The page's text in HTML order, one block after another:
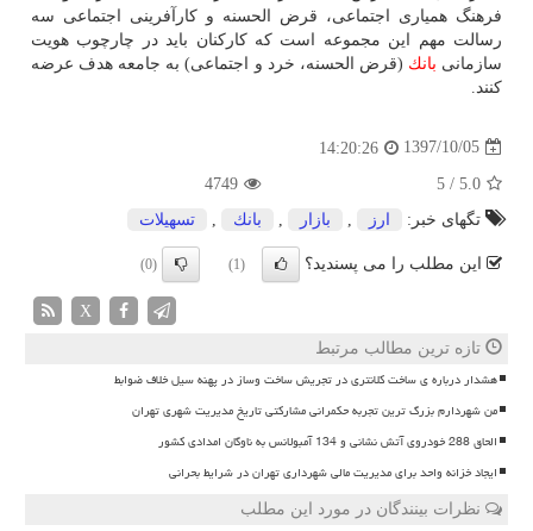
فرهنگ همیاری اجتماعی، قرض الحسنه و كارآفرینی اجتماعی سه
رسالت مهم این مجموعه است كه كاركنان باید در چارچوب هویت
سازمانی بانك (قرض الحسنه، خرد و اجتماعی) به جامعه هدف عرضه
كنند.
1397/10/05
14:20:26
5.0
/
5
4749
تگهای خبر:
ارز بازار بانك تسهیلات
این مطلب را می پسندید؟ (1)
(0)
X
تازه ترین مطالب مرتبط
هشدار درباره ی ساخت کلانتری در تجریش ساخت وساز در پهنه سیل خلاف ضوابط
من شهردارم بزرگ ترین تجربه حکمرانی مشارکتی تاریخ مدیریت شهری تهران
الحاق 288 خودروی آتش نشانی و 134 آمبولانس به ناوگان امدادی کشور
ایجاد خزانه واحد برای مدیریت مالی شهرداری تهران در شرایط بحرانی
نظرات بینندگان در مورد این مطلب